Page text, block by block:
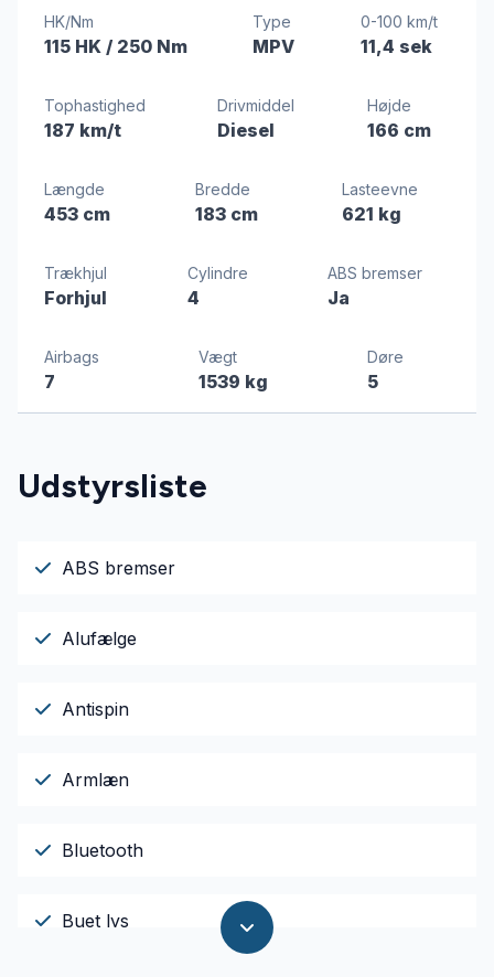
HK/Nm
115 HK / 250 Nm
Type
MPV
0-100 km/t
11,4 sek
Tophastighed
187 km/t
Drivmiddel
Diesel
Højde
166 cm
Længde
453 cm
Bredde
183 cm
Lasteevne
621 kg
Trækhjul
Forhjul
Cylindre
4
ABS bremser
Ja
Airbags
7
Vægt
1539 kg
Døre
5
Udstyrsliste
ABS bremser
Alufælge
Antispin
Armlæn
Bluetooth
Buet lys